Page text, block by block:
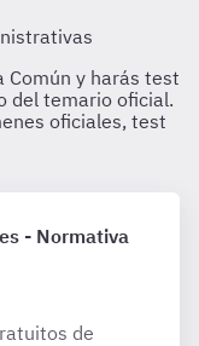
- Normativa
de